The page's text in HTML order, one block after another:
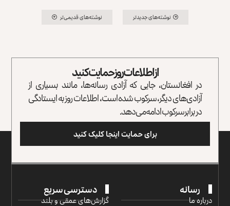
نوشته‌های جدیدتر نوشته‌های قدیمی‌تر
از اطلاعات روز حمایت کنید
در افغانستان، جایی که آزادی رسانه‌ها، مانند بسیاری از
آزادی‌های دیگر، سرکوب شده است، اطلاعات روز به ایستادگی
در برابر سرکوب ادامه می‌دهد.
برای حمایت اینجا کلیک کنید
رسانه
درباره ما
دسترسی سریع
گزارش‌‌های عمقی و بلند